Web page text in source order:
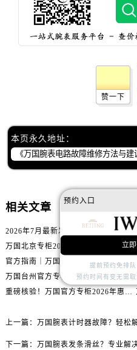
赞一下
本页永久地址：
相关文章
2026年7月最新发布｜万国台州官方专柜客户服务热线与专柜信息攻略
万国北京专柜2026年7月最新官方客服热线｜门店信息及服务攻略发布
官方指南｜万国2026年7月惠州专柜客户服务热线与门店信息全攻略
万国台州官方专柜客户服务热线2026年7月最新公告｜专柜信息权威核验
重磅核验！万国官方专柜2026年惠州客户服务热线与门店信息（7月最新）
上一篇： 万国腕表计时器故障？轻松
下一篇： 万国腕表发条滑丝？专业解
预约入口
立
提前预约免排
预约时间有变无需